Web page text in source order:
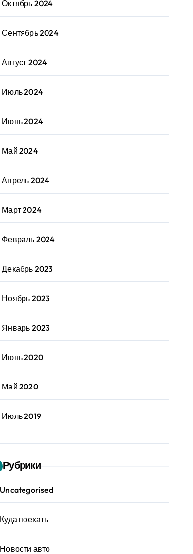
Октябрь 2024
Сентябрь 2024
Август 2024
Июль 2024
Июнь 2024
Май 2024
Апрель 2024
Март 2024
Февраль 2024
Декабрь 2023
Ноябрь 2023
Январь 2023
Июнь 2020
Май 2020
Июль 2019
Рубрики
Uncategorised
Куда поехать
Новости авто